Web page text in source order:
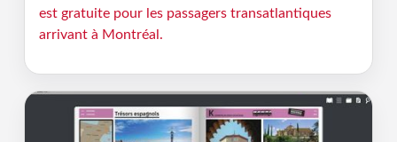
est gratuite pour les passagers transatlantiques
arrivant à Montréal.